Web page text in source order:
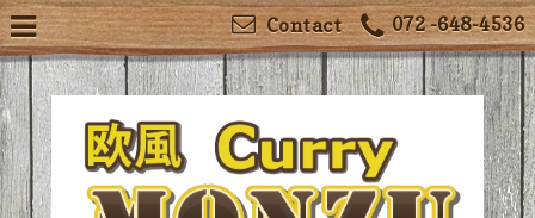
072 -648-4536
Contact